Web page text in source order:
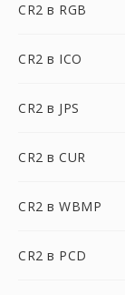
CR2 в RGB
CR2 в ICO
CR2 в JPS
CR2 в CUR
CR2 в WBMP
CR2 в PCD